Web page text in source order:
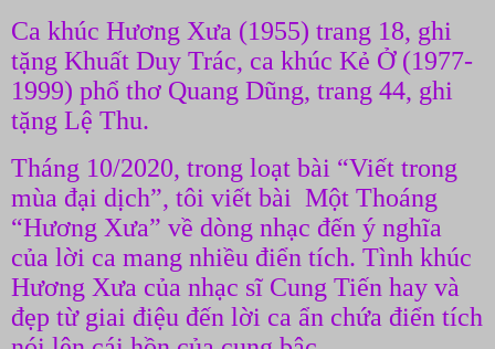
Ca khúc Hương Xưa (1955) trang 18, ghi
tặng Khuất Duy Trác, ca khúc Kẻ Ở (1977-
1999) phổ thơ Quang Dũng, trang 44, ghi
tặng Lệ Thu.
Tháng 10/2020, trong loạt bài “Viết trong
mùa đại dịch”, tôi viết bài Một Thoáng
“Hương Xưa” về dòng nhạc đến ý nghĩa
của lời ca mang nhiều điển tích. Tình khúc
Hương Xưa của nhạc sĩ Cung Tiến hay và
đẹp từ giai điệu đến lời ca ẩn chứa điển tích